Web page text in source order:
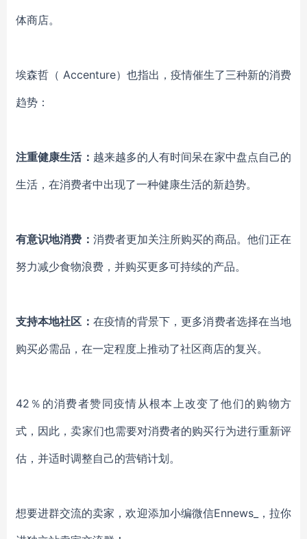
体商店。
埃森哲 （ Accenture）也指出，疫情催生了三种新的消费
趋势：
注重健康生活： 越来越多的人有时间呆在家中盘点自己的
生活，在消费者中出现了一种健康生活的新趋势。
有意识地消费： 消费者更加关注所购买的商品。他们正在
努力减少食物浪费，并购买更多可持续的产品。
支持本地社区： 在疫情的背景下，更多消费者选择在当地
购买必需品，在一定程度上推动了社区商店的复兴。
42％的消费者赞同疫情从根本上改变了他们的购物方
式，因此，卖家们也需要对消费者的购买行为进行重新评
估，并适时调整自己的营销计划。
想要进群交流的卖家，欢迎添加小编微信Ennews_，拉你